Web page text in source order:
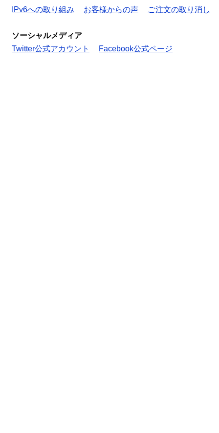
IPv6への取り組み
お客様からの声 ご注文の取り消し
ソーシャルメディア
Twitter公式アカウント
Facebook公式ページ